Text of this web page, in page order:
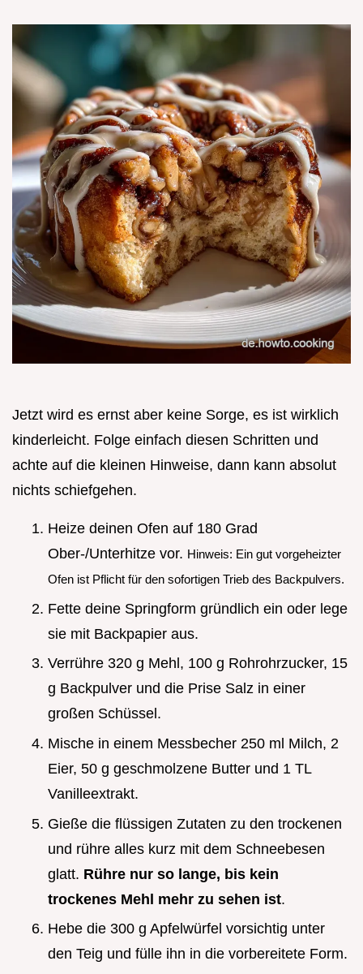
Jetzt wird es ernst aber keine Sorge, es ist wirklich
kinderleicht. Folge einfach diesen Schritten und
achte auf die kleinen Hinweise, dann kann absolut
nichts schiefgehen.
Heize deinen Ofen auf 180 Grad
Ober-/Unterhitze vor. Hinweis: Ein gut vorgeheizter
Ofen ist Pflicht für den sofortigen Trieb des Backpulvers.
Fette deine Springform gründlich ein oder lege
sie mit Backpapier aus.
Verrühre 320 g Mehl, 100 g Rohrohrzucker, 15
g Backpulver und die Prise Salz in einer
großen Schüssel.
Mische in einem Messbecher 250 ml Milch, 2
Eier, 50 g geschmolzene Butter und 1 TL
Vanilleextrakt.
Gieße die flüssigen Zutaten zu den trockenen
und rühre alles kurz mit dem Schneebesen
glatt. Rühre nur so lange, bis kein
trockenes Mehl mehr zu sehen ist.
Hebe die 300 g Apfelwürfel vorsichtig unter
den Teig und fülle ihn in die vorbereitete Form.